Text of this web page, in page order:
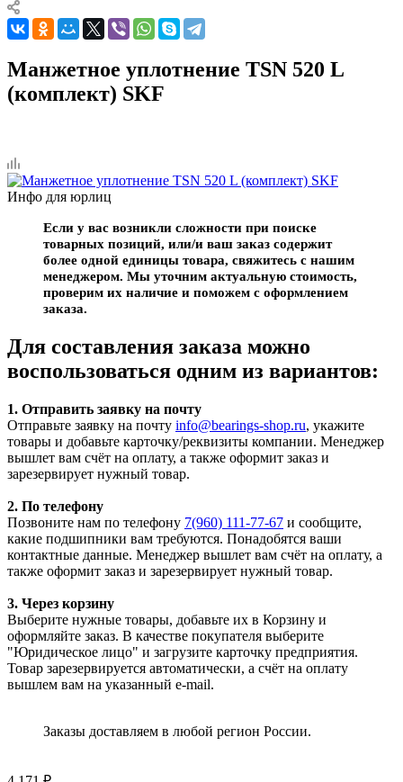
Манжетное уплотнение TSN 520 L
(комплект) SKF
Инфо для юрлиц
Если у вас возникли сложности при поиске
товарных позиций, или/и ваш заказ содержит
более одной единицы товара, свяжитесь с нашим
менеджером. Мы уточним актуальную стоимость,
проверим их наличие и поможем с оформлением
заказа.
Для составления заказа можно
воспользоваться одним из вариантов:
1. Отправить заявку на почту
Отправьте заявку на почту info@bearings-shop.ru, укажите
товары и добавьте карточку/реквизиты компании. Менеджер
вышлет вам счёт на оплату, а также оформит заказ и
зарезервирует нужный товар.
2. По телефону
Позвоните нам по телефону 7(960) 111-77-67 и сообщите,
какие подшипники вам требуются. Понадобятся ваши
контактные данные. Менеджер вышлет вам счёт на оплату, а
также оформит заказ и зарезервирует нужный товар.
3. Через корзину
Выберите нужные товары, добавьте их в Корзину и
оформляйте заказ. В качестве покупателя выберите
"Юридическое лицо" и загрузите карточку предприятия.
Товар зарезервируется автоматически, а счёт на оплату
вышлем вам на указанный e-mail.
Заказы доставляем в любой регион России.